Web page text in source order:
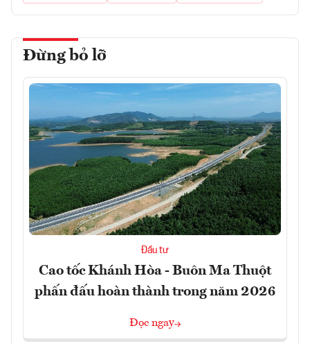
Đừng bỏ lỡ
Đầu tư
Cao tốc Khánh Hòa - Buôn Ma Thuột
phấn đấu hoàn thành trong năm 2026
Đọc ngay